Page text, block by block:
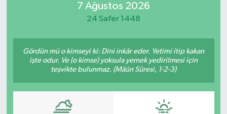
7 Ağustos 2026
24 Safer 1448
Gördün mü o kimseyi ki: Dini inkâr eder. Yetimi itip kakan
işte odur. Ve (o kimse) yoksula yemek yedirilmesi için
teşvikte bulunmaz. (Mâûn Sûresi, 1-2-3)